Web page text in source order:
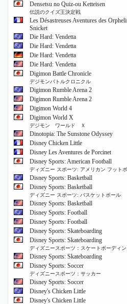
Densetsu no Quiz-ou Ketteisen
伝説のクイズ王決定戦
Les Désastreuses Aventures des
Snicket
Die Hard: Vendetta
Die Hard: Vendetta
Die Hard: Vendetta
Die Hard: Vendetta
Digimon Battle Chronicle
デジモンバトルクロニクル
Digimon Rumble Arena 2
Digimon Rumble Arena 2
Digimon World 4
Digimon World X
デジモン ワールド Ｘ
Dinotopia: The Sunstone Odyssey
Disney Chicken Little
Disney Les Aventures de Porcinet
Disney Sports: American Football
ディズニー スポーツ: アメリカン フット
Disney Sports: Basketball
Disney Sports: Basketball
ディズニー スポーツ: バスケットボール
Disney Sports: Basketball
Disney Sports: Football
Disney Sports: Football
Disney Sports: Skateboarding
Disney Sports: Skateboarding
ディズニースポーツ：スケートボーディ
Disney Sports: Skateboarding
Disney Sports: Soccer
ディズニースポーツ：サッカー
Disney Sports: Soccer
Disney's Chicken Little
Disney's Chicken Little